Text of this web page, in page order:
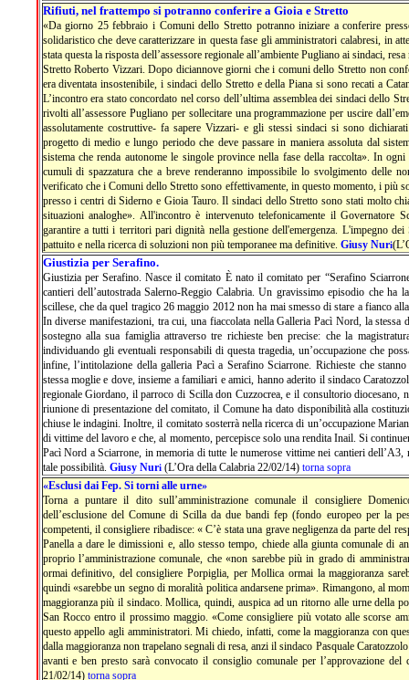
Rifiuti, nel frattempo si potranno conferire a Gioia e Stretto
«Da giorno 25 febbraio i Comuni dello Stretto potranno iniziare a conferire
solidaristico che deve caratterizzare in questa fase gli amministratori calabresi, in
stata questa la risposta dell’assessore regionale all’ambiente Pugliano ai sindaci,
Stretto Roberto Vizzari. Dopo diciannove giorni che i comuni dello Stretto non
era diventata insostenibile, i sindaci dello Stretto e della Piana si sono recati a
L’incontro era stato concordato nel corso dell’ultima assemblea dei sindaci dello
rivolti all’assessore Pugliano per sollecitare una programmazione per uscire
assolutamente costruttive- fa sapere Vizzari- e gli stessi sindaci si sono
progetto di medio e lungo periodo che deve passare in maniera assoluta dal
sistema che renda autonome le singole province nella fase della raccolta». In
cumuli di spazzatura che a breve renderanno impossibile lo svolgimento delle
verificato che i Comuni dello Stretto sono effettivamente, in questo momento, i più
presso i centri di Siderno e Gioia Tauro. Il sindaci dello Stretto sono stati molto
situazioni analoghe». All'incontro è intervenuto telefonicamente il Governatore
garantire a tutti i territori pari dignità nella gestione dell'emergenza. L'impegno
pattuito e nella ricerca di soluzioni non più temporanee ma definitive. Giusy Nuri
Giustizia per Serafino.
Giustizia per Serafino. Nasce il comitato È nato il comitato per “Serafino
cantieri dell’autostrada Salerno-Reggio Calabria. Un gravissimo episodio che ha
scillese, che da quel tragico 26 maggio 2012 non ha mai smesso di stare a fianco
In diverse manifestazioni, tra cui, una fiaccolata nella Galleria Pacì Nord, la
sostegno alla sua famiglia attraverso tre richieste ben precise: che la
individuando gli eventuali responsabili di questa tragedia, un’occupazione che
infine, l’intitolazione della galleria Pacì a Serafino Sciarrone. Richieste che
stessa moglie e dove, insieme a familiari e amici, hanno aderito il sindaco
regionale Giordano, il parroco di Scilla don Cuzzocrea, e il consultorio diocesano,
riunione di presentazione del comitato, il Comune ha dato disponibilità alla
chiuse le indagini. Inoltre, il comitato sosterrà nella ricerca di un’occupazione
di vittime del lavoro e che, al momento, percepisce solo una rendita Inail. Si
Pacì Nord a Sciarrone, in memoria di tutte le numerose vittime nei cantieri dell’A3,
tale possibilità. Giusy Nuri(L’Ora della Calabria 22/02/14) torna sopra
«Esclusi dai Fep. Si torni alle urne»
Torna a puntare il dito sull’amministrazione comunale il consigliere
dell’esclusione del Comune di Scilla da due bandi fep (fondo europeo per la
competenti, il consigliere ribadisce: « C’è stata una grave negligenza da parte del
Panella a dare le dimissioni e, allo stesso tempo, chiede alla giunta comunale di
proprio l’amministrazione comunale, che «non sarebbe più in grado di
ormai definitivo, del consigliere Porpiglia, per Mollica ormai la maggioranza
quindi «sarebbe un segno di moralità politica andarsene prima». Rimangono, al
maggioranza più il sindaco. Mollica, quindi, auspica ad un ritorno alle urne della
San Rocco entro il prossimo maggio. «Come consigliere più votato alle scorse
questo appello agli amministratori. Mi chiedo, infatti, come la maggioranza con
dalla maggioranza non trapelano segnali di resa, anzi il sindaco Pasquale
avanti e ben presto sarà convocato il consiglio comunale per l’approvazione
21/02/14) torna sopra